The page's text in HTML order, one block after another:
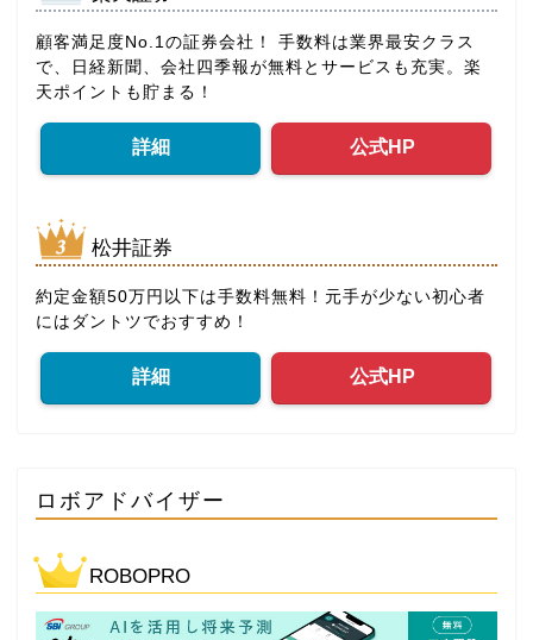
顧客満足度No.1の証券会社！ 手数料は業界最安クラス
で、日経新聞、会社四季報が無料とサービスも充実。楽
天ポイントも貯まる！
詳細 公式HP
松井証券
約定金額50万円以下は手数料無料！元手が少ない初心者
にはダントツでおすすめ！
詳細 公式HP
ロボアドバイザー
ROBOPRO